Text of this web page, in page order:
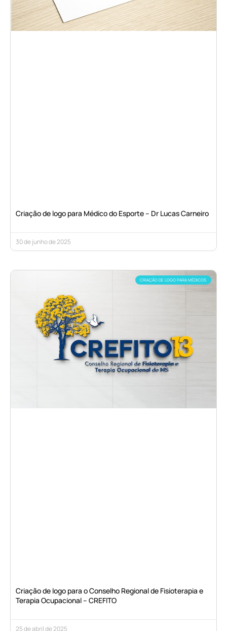
Criação de logo para Médico do Esporte – Dr Lucas Carneiro
30 de junho de 2025
CRIAÇÃO DE LOGO PARA MÉDICOS
Criação de logo para o Conselho Regional de Fisioterapia e
Terapia Ocupacional – CREFITO
25 de abril de 2025